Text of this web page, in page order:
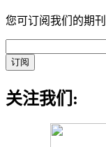
您可订阅我们的期
关注我们: